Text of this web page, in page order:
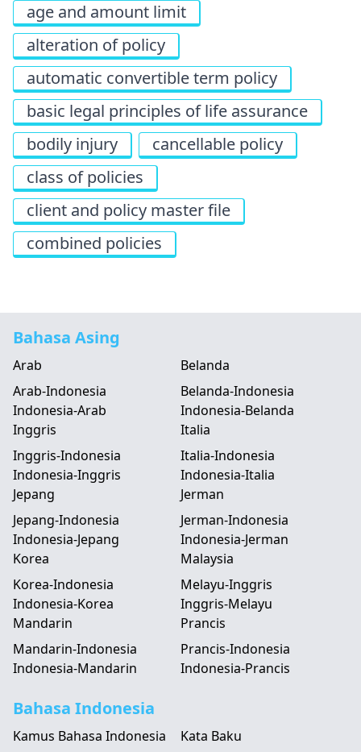
age and amount limit
alteration of policy
automatic convertible term policy
basic legal principles of life assurance
bodily injury
cancellable policy
class of policies
client and policy master file
combined policies
Bahasa Asing
Arab
Arab-Indonesia
Indonesia-Arab
Belanda
Belanda-Indonesia
Indonesia-Belanda
Inggris
Inggris-Indonesia
Indonesia-Inggris
Italia
Italia-Indonesia
Indonesia-Italia
Jepang
Jepang-Indonesia
Indonesia-Jepang
Jerman
Jerman-Indonesia
Indonesia-Jerman
Korea
Korea-Indonesia
Indonesia-Korea
Malaysia
Melayu-Inggris
Inggris-Melayu
Mandarin
Mandarin-Indonesia
Indonesia-Mandarin
Prancis
Prancis-Indonesia
Indonesia-Prancis
Bahasa Indonesia
Kamus Bahasa Indonesia
Kata Baku